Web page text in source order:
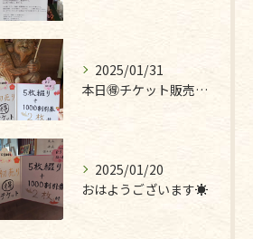
2025/01/31
本日🉐チケット販売最終日です❣
2025/01/20
おはようございます☀